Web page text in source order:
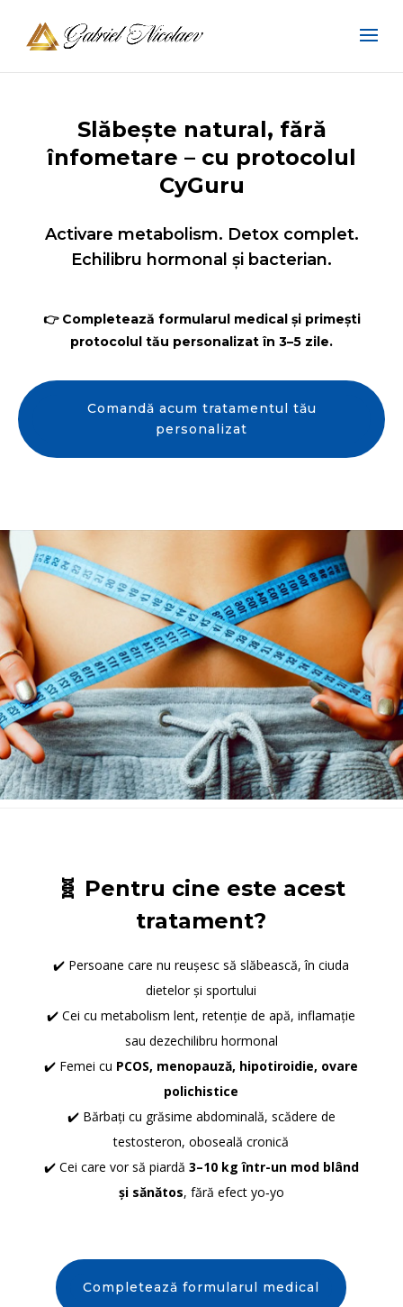
Slăbește natural, fără
înfometare – cu protocolul
CyGuru
Activare metabolism. Detox complet.
Echilibru hormonal și bacterian.
👉 Completează formularul medical și primești
protocolul tău personalizat în 3–5 zile.
Comandă acum tratamentul tău
personalizat
🧬 Pentru cine este acest
tratament?
✔️ Persoane care nu reușesc să slăbească, în ciuda
dietelor și sportului
✔️ Cei cu metabolism lent, retenție de apă, inflamație
sau dezechilibru hormonal
✔️ Femei cu PCOS, menopauză, hipotiroidie, ovare
polichistice
✔️ Bărbați cu grăsime abdominală, scădere de
testosteron, oboseală cronică
✔️ Cei care vor să piardă 3–10 kg într-un mod blând
și sănătos, fără efect yo‑yo
Completează formularul medical